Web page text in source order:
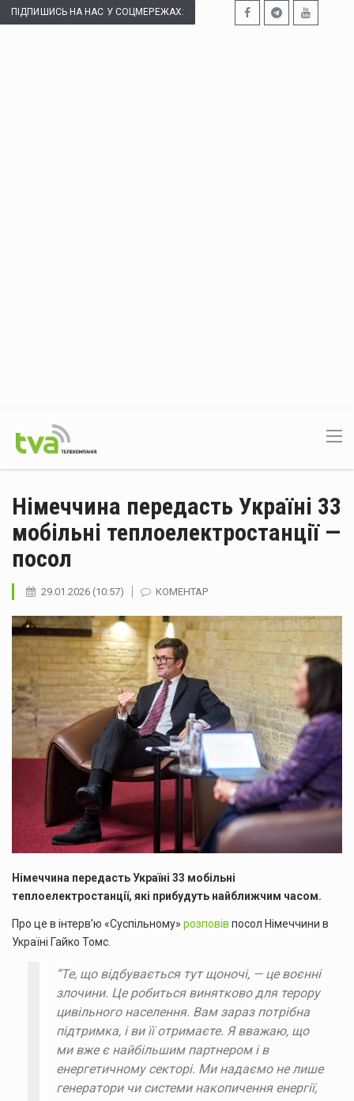
ПІДПИШИСЬ НА НАС У СОЦМЕРЕЖАХ:
Німеччина передасть Україні 33
мобільні теплоелектростанції —
посол
29.01.2026 (10:57) КОМЕНТАР
Німеччина передасть Україні 33 мобільні
теплоелектростанції, які прибудуть найближчим часом.
Про це в інтерв’ю «Суспільному» розповів посол Німеччини в
Україні Гайко Томс.
“Те, що відбувається тут щоночі, — це воєнні
злочини. Це робиться винятково для терору
цивільного населення. Вам зараз потрібна
підтримка, і ви її отримаєте. Я вважаю, що
ми вже є найбільшим партнером і в
енергетичному секторі. Ми надаємо не лише
генератори чи системи накопичення енергії,